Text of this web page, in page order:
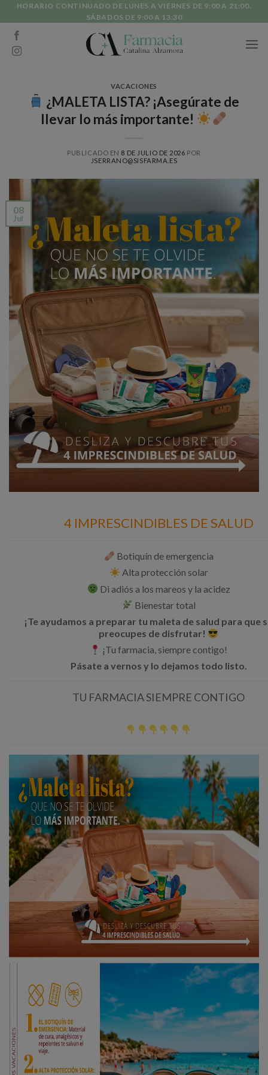
to
content
HORARIO CONTINUADO DE LUNES A VIERNES DE 9:00 A 21:00.
SÁBADOS DE 9:00 A 13:30
VACACIONES
¿MALETA LISTA? ¡Asegúrate de
llevar lo más importante!
PUBLICADO EN 8 DE JULIO DE 2026 POR
JSERRANO@SISFARMA.ES
08
Jul
4 IMPRESCINDIBLES DE SALUD
Botiquín de emergencia
Alta protección solar
Di adiós a los mareos y la acidez
Bienestar total
¡Te ayudamos a preparar tu maleta de salud para que
preocupes de disfrutar!
¡Tu farmacia, siempre contigo!
Pásate a vernos y lo dejamos todo listo.
TU FARMACIA SIEMPRE CONTIGO